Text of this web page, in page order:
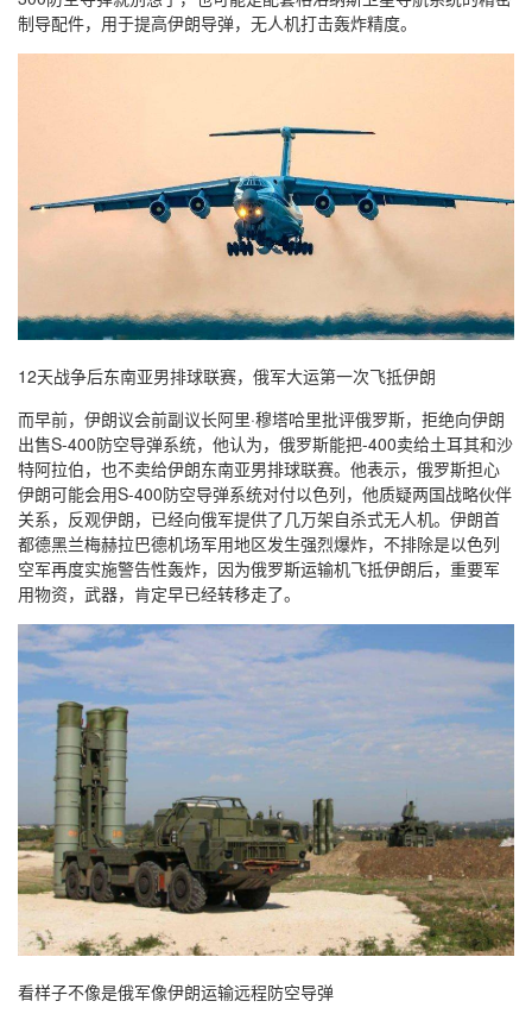
制导配件，用于提高伊朗导弹，无人机打击轰炸精度。
12天战争后东南亚男排球联赛，俄军大运第一次飞抵伊朗
而早前，伊朗议会前副议长阿里·穆塔哈里批评俄罗斯，拒绝向伊朗
出售S-400防空导弹系统，他认为，俄罗斯能把-400卖给土耳其和沙
特阿拉伯，也不卖给伊朗东南亚男排球联赛。他表示，俄罗斯担心
伊朗可能会用S-400防空导弹系统对付以色列，他质疑两国战略伙伴
关系，反观伊朗，已经向俄军提供了几万架自杀式无人机。伊朗首
都德黑兰梅赫拉巴德机场军用地区发生强烈爆炸，不排除是以色列
空军再度实施警告性轰炸，因为俄罗斯运输机飞抵伊朗后，重要军
用物资，武器，肯定早已经转移走了。
看样子不像是俄军像伊朗运输远程防空导弹